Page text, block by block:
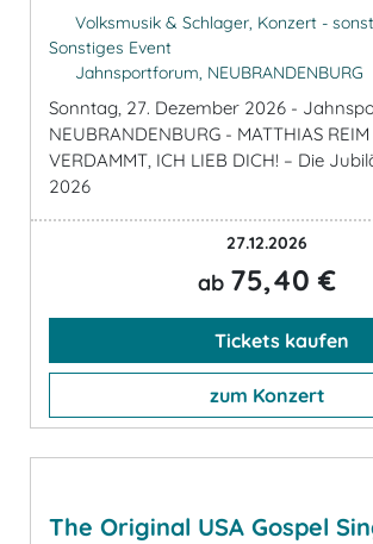
Volksmusik & Schlager, Konzert -
Sonstiges Event
Jahnsportforum, NEUBRANDENBURG
Sonntag, 27. Dezember 2026 -
NEUBRANDENBURG - MATTHIAS
VERDAMMT, ICH LIEB DICH! – Die
2026
27.12.2026
ab 75,40 €
Tickets kaufen
zum Konzert
The Original USA Gospel